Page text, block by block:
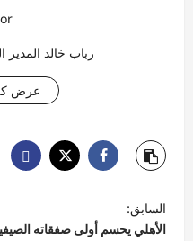
رباب خالد المدير
عرض
ت
ص
السابق: